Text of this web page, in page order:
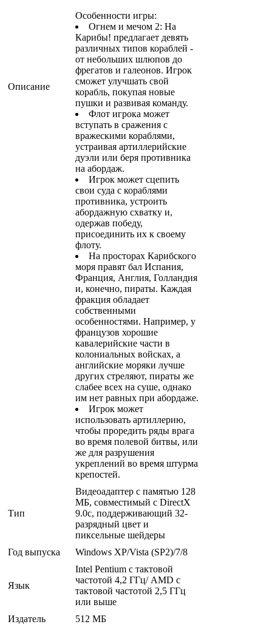
Описание
Особенности игры:
Огнем и мечом 2: На
Карибы! предлагает девять
различных типов кораблей -
от небольших шлюпов до
фрегатов и галеонов. Игрок
сможет улучшать свой
корабль, покупая новые
пушки и развивая команду.
Флот игрока может
вступать в сражения с
вражескими кораблями,
устраивая артиллерийские
дуэли или беря противника
на абордаж.
Игрок может сцепить
свои суда с кораблями
противника, устроить
абордажную схватку и,
одержав победу,
присоединить их к своему
флоту.
На просторах Карибского
моря правят бал Испания,
Франция, Англия, Голландия
и, конечно, пираты. Каждая
фракция обладает
собственными
особенностями. Например, у
французов хорошие
кавалерийские части в
колониальных войсках, а
английские моряки лучше
других стреляют, пираты же
слабее всех на суше, однако
им нет равных при абордаже.
Игрок может
использовать артиллерию,
чтобы проредить ряды врага
во время полевой битвы, или
же для разрушения
укреплений во время штурма
крепостей.
Тип
Видеоадаптер с памятью 128
МБ, совместимый с DirectX
9.0с, поддерживающий 32-
разрядный цвет и
пиксельные шейдеры
Год выпуска
Windows XP/Vista (SP2)/7/8
Язык
Intel Pentium с тактовой
частотой 4,2 ГГц/ AMD с
тактовой частотой 2,5 ГГц
или выше
Издатель
512 МБ